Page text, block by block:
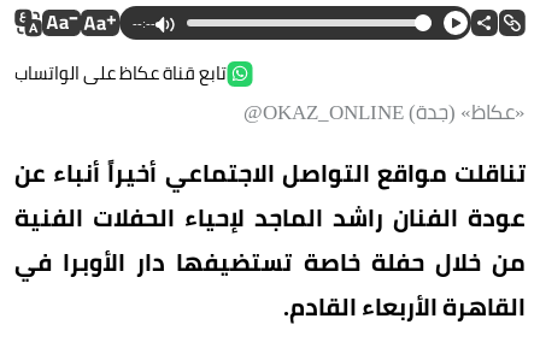
--:--
تابع قناة عكاظ على الواتساب
«عكاظ» (جدة) OKAZ_ONLINE@
تناقلت مواقع التواصل الاجتماعي أخيراً أنباء عن
عودة الفنان راشد الماجد لإحياء الحفلات الفنية
من خلال حفلة خاصة تستضيفها دار الأوبرا في
القاهرة الأربعاء القادم.